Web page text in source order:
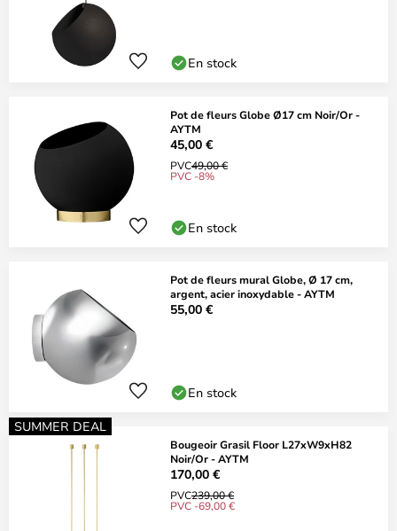
En stock
Pot de fleurs Globe Ø17 cm Noir/Or -
AYTM
45,00 €
PVC49,00 €
PVC -8%
En stock
Pot de fleurs mural Globe, Ø 17 cm,
argent, acier inoxydable - AYTM
55,00 €
En stock
SUMMER DEAL
Bougeoir Grasil Floor L27xW9xH82
Noir/Or - AYTM
170,00 €
PVC239,00 €
PVC -69,00 €